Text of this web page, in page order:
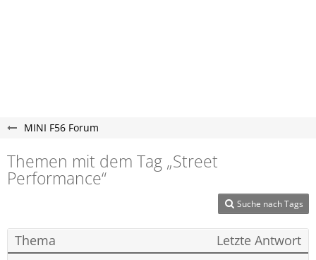
MINI F56 Forum
Themen mit dem Tag „Street
Performance“
Suche nach Tags
Thema Letzte Antwort